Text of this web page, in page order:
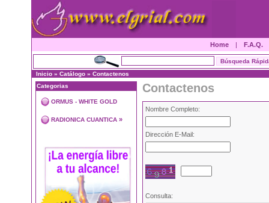
Home | F.A.Q.
Inicio » Catálogo » Contactenos
Categorias
ORMUS - WHITE GOLD
RADIONICA CUANTICA »
Contactenos
Nombre Completo:
Dirección E-Mail:
Consulta: